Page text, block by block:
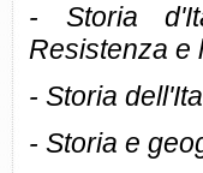
- Storia
Resistenza e
- Storia
- Storia e